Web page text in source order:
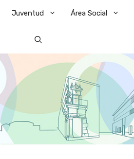
Juventud Área Social